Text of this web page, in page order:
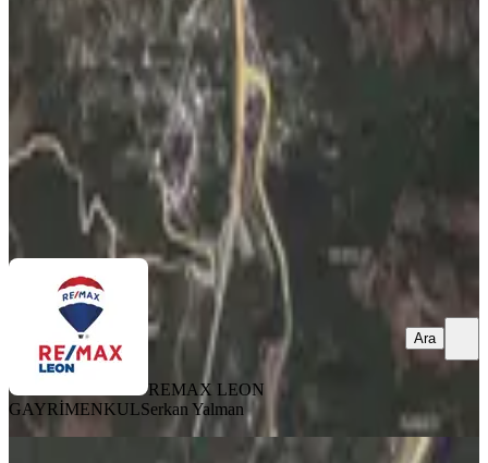
Osmangazi, Doğancı Mahallesi
509 m²· 4.420/m²· 22.01.2026
2.250.000 ₺2.500.000 ₺
REMAX LEON GAYRİMENKULSerkan Yalman
REMAX LEON
GAYRİMENKULSerkan Yalman
Ara